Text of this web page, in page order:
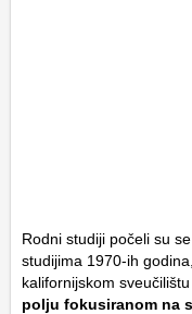
Rodni studiji počeli su
studijima 1970-ih
kalifornijskom sveučilištu
polju fokusiranom na